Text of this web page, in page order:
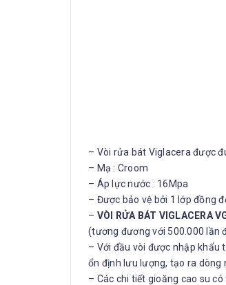
– Vòi rửa bát Viglacera được
– Mạ : Croom
– Áp lực nước : 16Mpa
– Được bảo vệ bởi 1 lớp đồng
– VÒI RỬA BÁT VIGLACERA
(tương đương với 500.000 lần
– Với đầu vòi được nhập khẩu
ổn định lưu lượng, tạo ra dòng
– Các chi tiết gioăng cao su